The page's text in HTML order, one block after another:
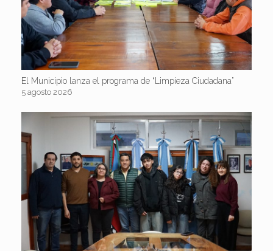
El Municipio lanza el programa de “Limpieza Ciudadana”
5 agosto 2026